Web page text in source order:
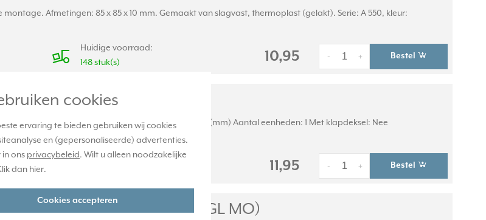
cookies
ervaring te bieden gebruiken wij cookies
en (gepersonaliseerde) advertenties.
in ons privacybeleid. Wilt u alleen noodzakelijke
dan hier.
Cookies accepteren
Afmetingen: 85 x 85 x 10 mm. Gemaakt van slagvast, thermoplast (gelakt). Serie: A 550, kleur:
Huidige voorraad:
148 stuk(s)
10,95 +
- Bestel
mokka (AC 581 MO)
Ja Hoogte: 84 Millimeter (mm) Diepte: 10 Millimeter (mm) Aantal eenheden: 1 Met klapdeksel: Nee
(mm) Inbouwbreedte...Meer informatie »
Huidige voorraad:
11,95 +
- Bestel
mokka glas (AC 581 GL MO)